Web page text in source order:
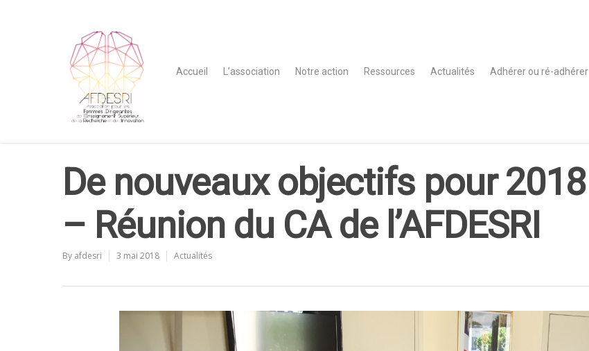
Accueil L’association Notre action Ressources Actualités Adhérer ou ré-adhérer
De nouveaux objectifs pour 2018
– Réunion du CA de l’AFDESRI
By afdesri 3 mai 2018 Actualités